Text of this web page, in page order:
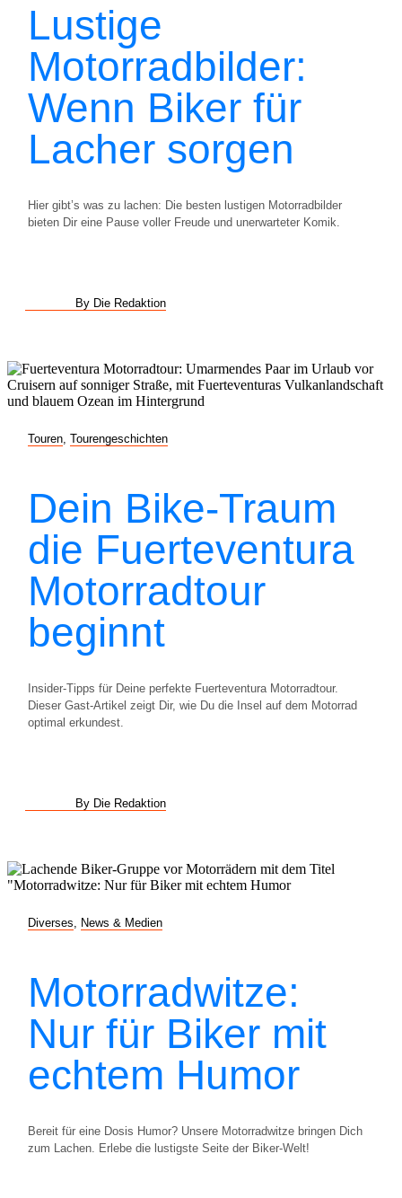
Lustige
Motorradbilder:
Wenn Biker für
Lacher sorgen
Hier gibt’s was zu lachen: Die besten lustigen Motorradbilder
bieten Dir eine Pause voller Freude und unerwarteter Komik.
By Die Redaktion
Touren Tourengeschichten
Dein Bike-Traum
die Fuerteventura
Motorradtour
beginnt
Insider-Tipps für Deine perfekte Fuerteventura Motorradtour.
Dieser Gast-Artikel zeigt Dir, wie Du die Insel auf dem Motorrad
optimal erkundest.
By Die Redaktion
Diverses News & Medien
Motorradwitze:
Nur für Biker mit
echtem Humor
Bereit für eine Dosis Humor? Unsere Motorradwitze bringen Dich
zum Lachen. Erlebe die lustigste Seite der Biker-Welt!